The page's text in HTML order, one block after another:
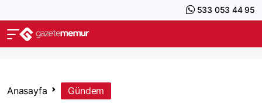
533 053 44 95
Anasayfa Gündem